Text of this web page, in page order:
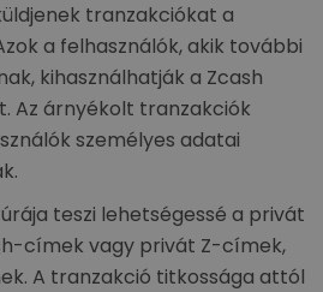
tranzakciókat a
a felhasználók, akik további
kihasználhatják a Zcash
Az árnyékolt tranzakciók
személyes adatai
teszi lehetségessé a privát
címek vagy privát Z-címek,
A tranzakció titkossága attól